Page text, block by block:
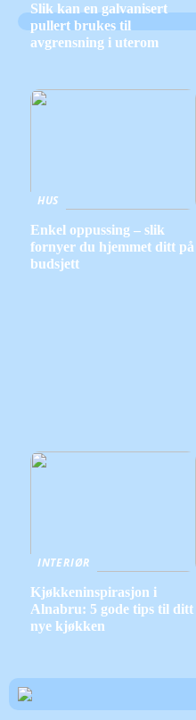
Slik kan en galvanisert
pullert brukes til
avgrensning i uterom
HUS
Enkel oppussing – slik
fornyer du hjemmet ditt på
budsjett
INTERIØR
Kjøkkeninspirasjon i
Alnabru: 5 gode tips til ditt
nye kjøkken